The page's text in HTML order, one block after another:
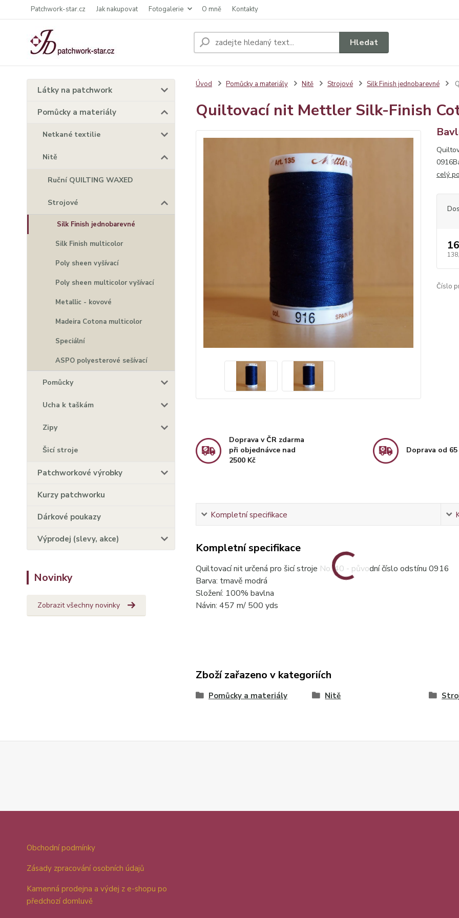
Patchwork-star.cz Jak nakupovat Fotogalerie O mně Kontakty
Hledat
Látky na patchwork
Pomůcky a materiály
Netkané textilie
Nitě
Ruční QUILTING WAXED
Strojové
Silk Finish jednobarevné
Silk Finish multicolor
Poly sheen vyšívací
Poly sheen multicolor vyšívací
Metallic - kovové
Madeira Cotona multicolor
Speciální
ASPO polyesterové sešívací
Pomůcky
Ucha k taškám
Zipy
Šicí stroje
Patchworkové výrobky
Kurzy patchworku
Dárkové poukazy
Výprodej (slevy, akce)
Novinky
Zobrazit všechny novinky
Úvod Pomůcky a materiály Nitě Strojové Silk Finish jednobarevné
Quiltovací nit Mettler Silk-Finish
celý
Číslo
Doprava v ČR zdarma
při objednávce nad
2500 Kč
Doprava od 65
Kompletní specifikace
Kompletní specifikace
Quiltovací nit určená pro šicí stroje No. 40 - původní číslo odstínu 0916
Barva: tmavě modrá
Složení: 100% bavlna
Návin: 457 m/ 500 yds
Zboží zařazeno v kategoriích
Pomůcky a materiály Nitě
Obchodní podmínky
Zásady zpracování osobních údajů
Kamenná prodejna a výdej z e-shopu po
předchozí domluvě